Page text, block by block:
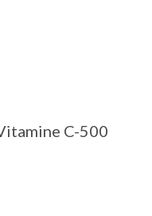
C-500